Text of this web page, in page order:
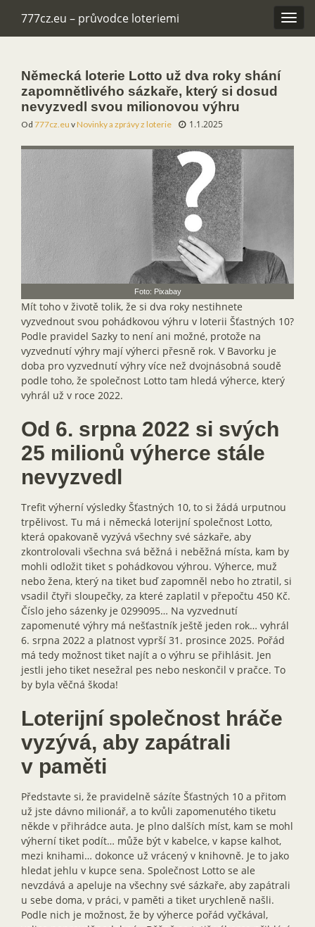
777cz.eu – průvodce loteriemi
Německá loterie Lotto už dva roky shání
zapomnětlivého sázkaře, který si dosud
nevyzvedl svou milionovou výhru
Od 777cz.eu vNovinky a zprávy z loterie 1.1.2025
Foto: Pixabay
Mít toho v životě tolik, že si dva roky nestihnete
vyzvednout svou pohádkovou výhru v loterii Šťastných 10?
Podle pravidel Sazky to není ani možné, protože na
vyzvednutí výhry mají výherci přesně rok. V Bavorku je
doba pro vyzvednutí výhry více než dvojnásobná soudě
podle toho, že společnost Lotto tam hledá výherce, který
vyhrál už v roce 2022.
Od 6. srpna 2022 si svých
25 milionů výherce stále
nevyzvedl
Trefit výherní výsledky Šťastných 10, to si žádá urputnou
trpělivost. Tu má i německá loterijní společnost Lotto,
která opakovaně vyzývá všechny své sázkaře, aby
zkontrolovali všechna svá běžná i neběžná místa, kam by
mohli odložit tiket s pohádkovou výhrou. Výherce, muž
nebo žena, který na tiket buď zapomněl nebo ho ztratil, si
vsadil čtyři sloupečky, za které zaplatil v přepočtu 450 Kč.
Číslo jeho sázenky je 0299095… Na vyzvednutí
zapomenuté výhry má nešťastník ještě jeden rok… vyhrál
6. srpna 2022 a platnost vyprší 31. prosince 2025. Pořád
má tedy možnost tiket najít a o výhru se přihlásit. Jen
jestli jeho tiket nesežral pes nebo neskončil v pračce. To
by byla věčná škoda!
Loterijní společnost hráče
vyzývá, aby zapátrali
v paměti
Představte si, že pravidelně sázíte Šťastných 10 a přitom
už jste dávno milionář, a to kvůli zapomenutého tiketu
někde v přihrádce auta. Je plno dalších míst, kam se mohl
výherní tiket podít… může být v kabelce, v kapse kalhot,
mezi knihami… dokonce už vrácený v knihovně. Je to jako
hledat jehlu v kupce sena. Společnost Lotto se ale
nevzdává a apeluje na všechny své sázkaře, aby zapátrali
u sebe doma, v práci, v paměti a tiket urychleně našli.
Podle nich je možnost, že by výherce pořád vyčkával,